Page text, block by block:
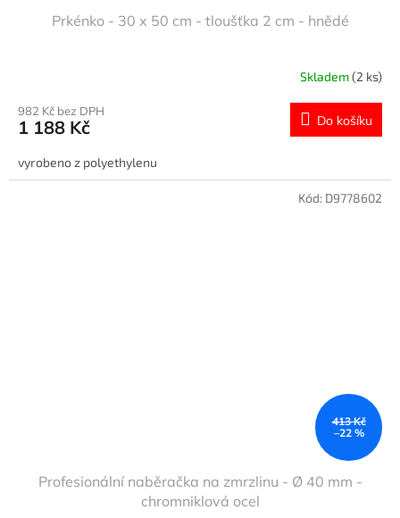
Prkénko - 30 x 50 cm - tloušťka 2 cm - hnědé
Skladem(2 ks)
982 Kč bez DPH
1 188 Kč Do košíku
vyrobeno z polyethylenu
413 Kč
–22 %
Profesionální naběračka na zmrzlinu - Ø 40 mm -
chromniklová ocel
Kód: D9778602